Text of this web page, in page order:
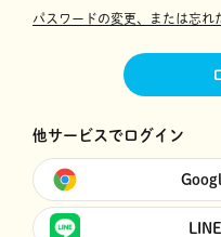
パスワードの変更、または忘れ
他サービスでログイン